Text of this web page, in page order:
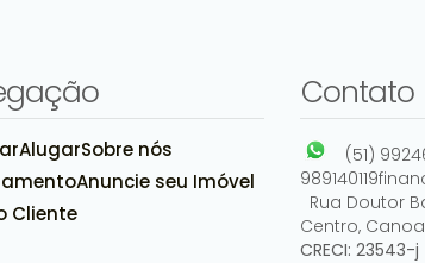
AlugarSobre nós
Anuncie seu Imóvel
Cliente
Contato
(51)
989140119
Rua Doutor
Centro,
CRECI: 23543-j